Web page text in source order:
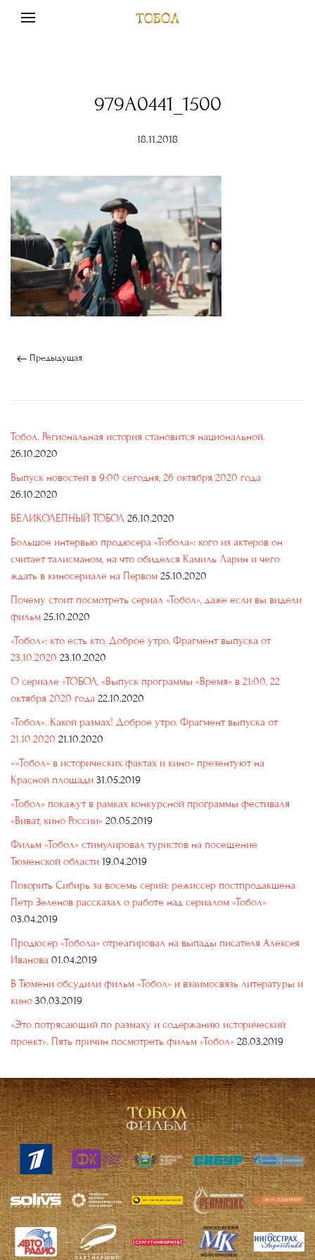
979A0441_1500
18.11.2018
Предыдущая
Тобол. Региональная история становится национальной.
26.10.2020
Выпуск новостей в 9:00 сегодня, 26 октября 2020 года
26.10.2020
ВЕЛИКОЛЕПНЫЙ ТОБОЛ 26.10.2020
Большое интервью продюсера «Тобола»: кого из актеров он
считает талисманом, на что обиделся Камиль Ларин и чего
ждать в киносериале на Первом 25.10.2020
Почему стоит посмотреть сериал «Тобол», даже если вы видели
фильм 25.10.2020
«Тобол»: кто есть кто. Доброе утро. Фрагмент выпуска от
23.10.2020 23.10.2020
О сериале «ТОБОЛ, «Выпуск программы «Время» в 21:00, 22
октября 2020 года 22.10.2020
«Тобол». Какой размах! Доброе утро. Фрагмент выпуска от
21.10.2020 21.10.2020
«»Тобол» в исторических фактах и кино» презентуют на
Красной площади 31.05.2019
«Тобол» покажут в рамках конкурсной программы фестиваля
«Виват, кино России» 20.05.2019
Фильм «Тобол» стимулировал туристов на посещение
Тюменской области 19.04.2019
Покорить Сибирь за восемь серий: режиссер постпродакшена
Петр Зеленов рассказал о работе над сериалом «Тобол»
03.04.2019
Продюсер «Тобола» отреагировал на выпады писателя Алексея
Иванова 01.04.2019
В Тюмени обсудили фильм «Тобол» и взаимосвязь литературы и
кино 30.03.2019
«Это потрясающий по размаху и содержанию исторический
проект». Пять причин посмотреть фильм «Тобол» 28.03.2019